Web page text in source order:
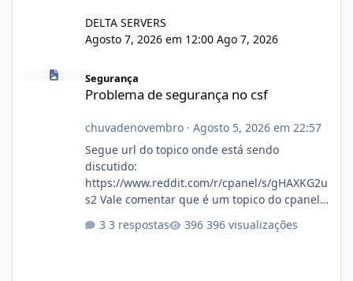
DELTA SERVERS
Agosto 7, 2026 em 12:00 Ago 7, 2026
Problema de segurança no csf
Segurança
Problema de segurança no csf
chuvadenovembro· Agosto 5, 2026 em 22:57
Segue url do topico onde está sendo
discutido:
https://www.reddit.com/r/cpanel/s/gHAXKG2u
s2 Vale comentar que é um topico do cpanel...
3 respostas 396 visualizações